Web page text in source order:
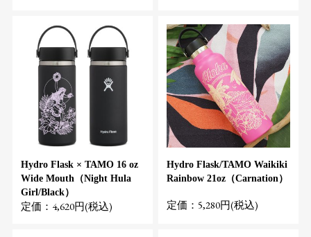
Hydro Flask × TAMO 16 oz
Wide Mouth（Night Hula
Girl/Black）
定価：4,620円(税込)
Hydro Flask/TAMO Waikiki
Rainbow 21oz（Carnation）
定価：5,280円(税込)